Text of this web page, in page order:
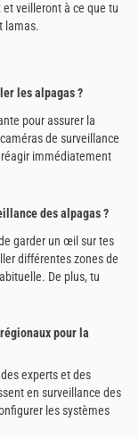
veilleront à ce que tu
lamas.
les alpagas ?
pour assurer la
de surveillance
immédiatement
des alpagas ?
garder un œil sur tes
différentes zones de
De plus, tu
pour la
experts et des
en surveillance des
les systèmes